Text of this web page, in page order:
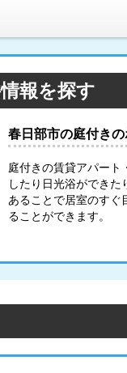
報を探す
春日部市の庭付きの
庭付きの賃貸アパート
したり日光浴ができ
あることで居室のすぐ
ることができます。